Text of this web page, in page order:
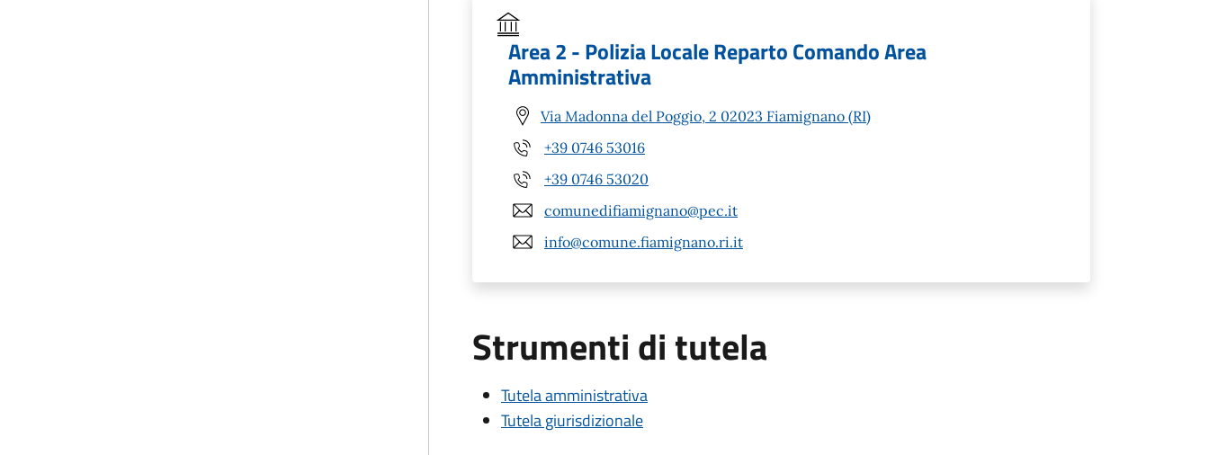
Area 2 - Polizia Locale Reparto Comando Area
Amministrativa
Via Madonna del Poggio, 2 02023 Fiamignano (RI)
+39 0746 53016
+39 0746 53020
comunedifiamignano@pec.it
info@comune.fiamignano.ri.it
Strumenti di tutela
Tutela amministrativa
Tutela giurisdizionale